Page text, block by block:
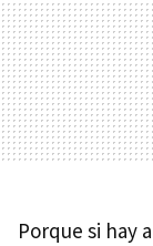
Porque si hay